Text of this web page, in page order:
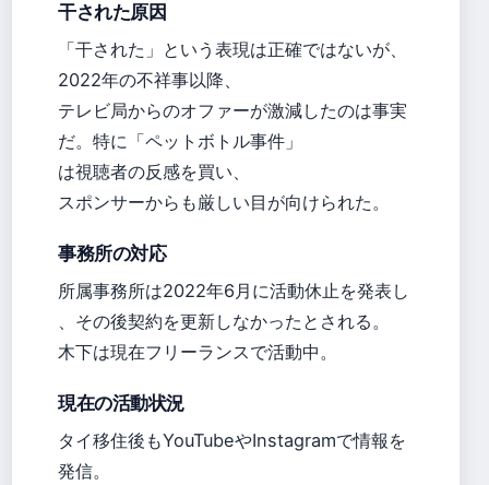
干された原因
「干された」という表現は正確ではないが、
2022年の不祥事以降、
テレビ局からのオファーが激減したのは事実
だ。特に「ペットボトル事件」
は視聴者の反感を買い、
スポンサーからも厳しい目が向けられた。
事務所の対応
所属事務所は2022年6月に活動休止を発表し
、その後契約を更新しなかったとされる。
木下は現在フリーランスで活動中。
現在の活動状況
タイ移住後もYouTubeやInstagramで情報を
発信。